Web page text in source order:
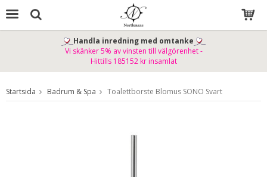
Produkten har blivit tillagd i varukorgen
Handla inredning med omtanke
Vi skänker 5% av vinsten till välgörenhet -
Hittills 185152 kr insamlat
Startsida Badrum & Spa Toalettborste Blomus SONO Svart